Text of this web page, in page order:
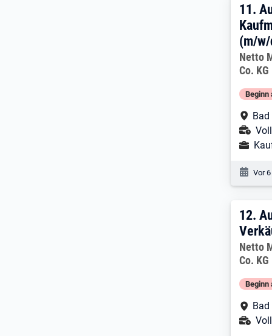
11.
11.
(m/
Netto
Co. KG
Beginn
Vor
12.
12.
Netto
Co. KG
Beginn